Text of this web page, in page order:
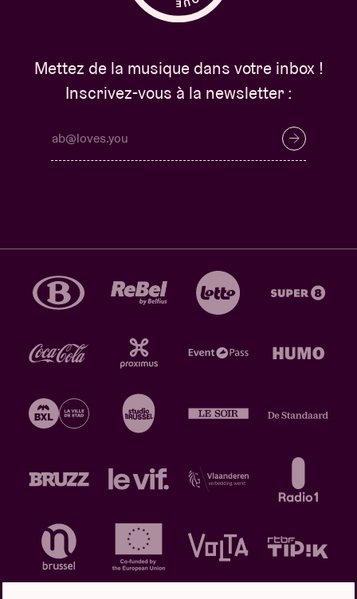
Mettez de la musique dans votre inbox !
Inscrivez-vous à la newsletter :